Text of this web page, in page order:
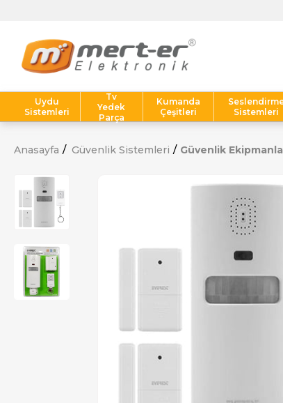
Uydu
Sistemleri
Tv
Yedek
Parça
Kumanda
Çeşitleri
Sistemleri
Anasayfa Güvenlik Sistemleri Güvenlik